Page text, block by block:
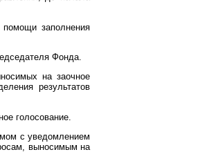
помощи заполнения
Фонда.
на заочное
результатов
голосование.
с уведомлением
выносимым на